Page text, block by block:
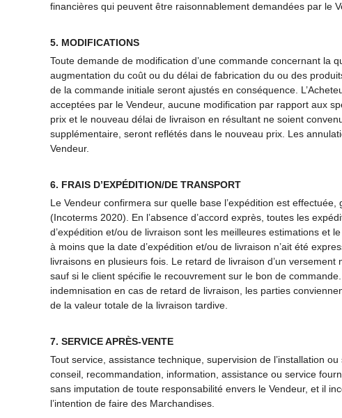
financières qui peuvent être raisonnablement demandées par le
5. MODIFICATIONS
Toute demande de modification d’une commande concernant la
augmentation du coût ou du délai de fabrication du ou des
de la commande initiale seront ajustés en conséquence.
acceptées par le Vendeur, aucune modification par rapport aux
prix et le nouveau délai de livraison en résultant ne soient
supplémentaire, seront reflétés dans le nouveau prix. Les
Vendeur.
6. FRAIS D’EXPÉDITION/DE TRANSPORT
Le Vendeur confirmera sur quelle base l’expédition est
(Incoterms 2020). En l’absence d’accord exprès, toutes les
d’expédition et/ou de livraison sont les meilleures estimations et
à moins que la date d’expédition et/ou de livraison n’ait été
livraisons en plusieurs fois. Le retard de livraison d’un
sauf si le client spécifie le recouvrement sur le bon de
indemnisation en cas de retard de livraison, les parties
de la valeur totale de la livraison tardive.
7. SERVICE APRÈS-VENTE
Tout service, assistance technique, supervision de l’installation
conseil, recommandation, information, assistance ou service
sans imputation de toute responsabilité envers le Vendeur, et il
l’intention de faire des Marchandises.